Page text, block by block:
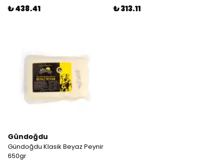
₺ 438.41 ₺ 313.11
Gündoğdu
Gündoğdu Klasik Beyaz Peynir
650gr